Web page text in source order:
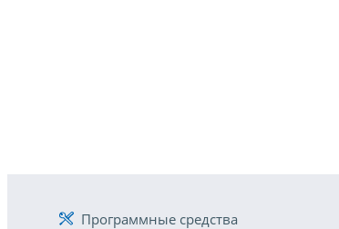
Программные средства